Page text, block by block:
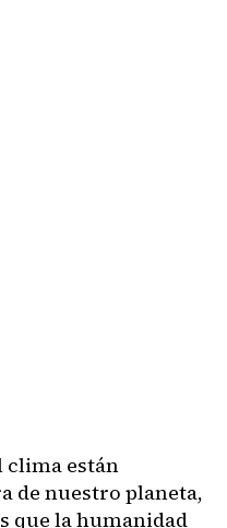
clima están
de nuestro planeta,
que la humanidad